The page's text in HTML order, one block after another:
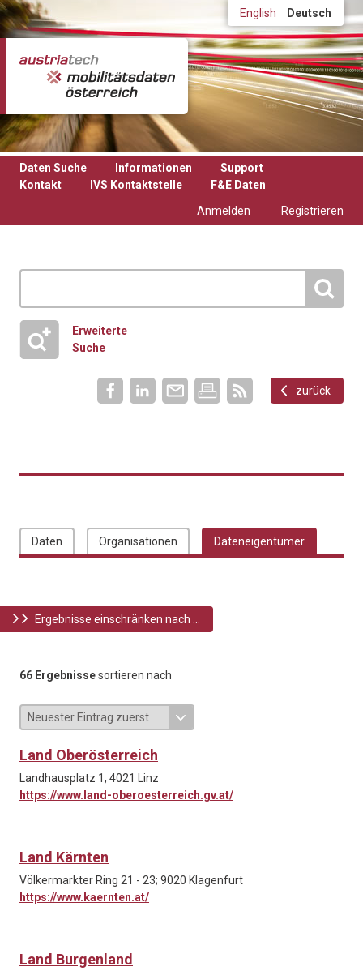
Direkt zum Inhalt English Deutsch
Daten Suche Informationen
Support
Kontakt
IVS Kontaktstelle
F&E Daten
Anmelden
Registrieren
Erweiterte
Suche
zurück
Daten Organisationen Dateneigentümer
Ergebnisse einschränken nach ...
66 Ergebnissesortieren nach
Land Oberösterreich
Landhausplatz 1, 4021 Linz
https://www.land-oberoesterreich.gv.at/
Land Kärnten
Völkermarkter Ring 21 - 23; 9020 Klagenfurt
https://www.kaernten.at/
Land Burgenland